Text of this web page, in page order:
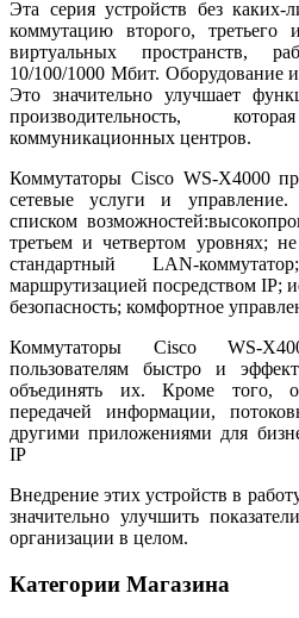
Эта серия устройств без каких-
коммутацию второго, третьего
виртуальных пространств,
10/100/1000 Мбит. Оборудование
Это значительно улучшает
производительность,
коммуникационных центров.
Коммутаторы Cisco WS-X4000
сетевые услуги и
списком
третьем и четвертом уровнях;
стандартный LAN-
маршрутизацией посредством IP;
безопасность; комфортное
Коммутаторы Cisco WS-
пользователям быстро и
объединять их. Кроме того,
передачей информации,
другими приложениями для
IP
Внедрение этих устройств в
значительно улучшить
организации в целом.
Категории Магазина